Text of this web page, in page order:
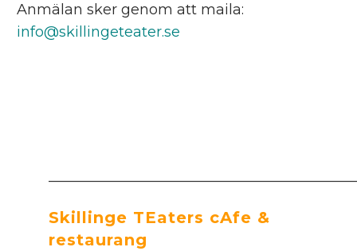
Anmälan sker genom att maila:
info@skillingeteater.se
Skillinge TEaters cAfe &
restaurang